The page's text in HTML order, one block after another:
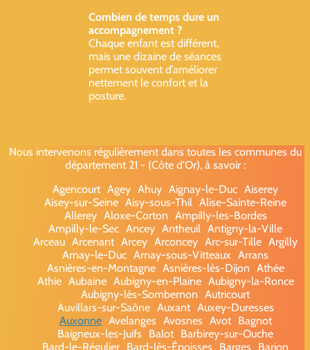
Combien de temps dure un
accompagnement ?
Chaque enfant est différent,
mais une dizaine de séances
permet souvent d’améliorer
nettement le confort et la
posture.
Nous intervenons régulièrement dans toutes les communes du
département 21 - (Côte d'Or), à savoir :
Agencourt Agey Ahuy Aignay-le-Duc Aiserey
Aisey-sur-Seine Aisy-sous-Thil Alise-Sainte-Reine
Allerey Aloxe-Corton Ampilly-les-Bordes
Ampilly-le-Sec Ancey Antheuil Antigny-la-Ville
Arceau Arcenant Arcey Arconcey Arc-sur-Tille Argilly
Arnay-le-Duc Arnay-sous-Vitteaux Arrans
Asnières-en-Montagne Asnières-lès-Dijon Athée
Athie Aubaine Aubigny-en-Plaine Aubigny-la-Ronce
Aubigny-lès-Sombernon Autricourt
Auvillars-sur-Saône Auxant Auxey-Duresses
Auxonne Avelanges Avosnes Avot
Bagnot
Baigneux-les-Juifs
Balot Barbirey-sur-Ouche
Bard-le-Régulier Bard-lès-Époisses Barges
Barjon